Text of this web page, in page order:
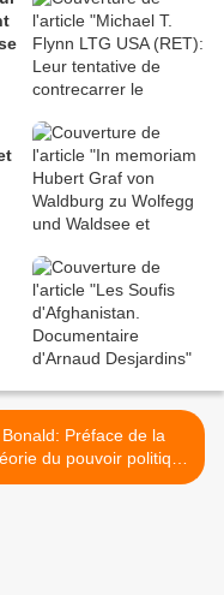
Bonald: Préface de la
du pouvoir politique
et religieux (1796) >